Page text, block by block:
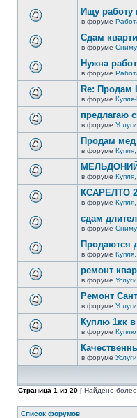
новых
непрочитанных
сообщений.
новых
непрочитанных
сообщений.
новых
непрочитанных
сообщений.
Ищу работу
в форуме
новых
непрочитанных
сообщений.
Сдам
в форуме
новых
непрочитанных
сообщений.
Нужна
в форуме
новых
непрочитанных
сообщений.
Re: Продам
в форуме
новых
непрочитанных
сообщений.
предлагаю
в форуме
новых
непрочитанных
сообщений.
Продам
в форуме
новых
непрочитанных
сообщений.
МЕЛЬДОНИЙ
в форуме
новых
непрочитанных
сообщений.
КСАРЕЛТО
в форуме
новых
непрочитанных
сообщений.
сдам
в форуме
новых
непрочитанных
сообщений.
Продаются
в форуме
новых
непрочитанных
сообщений.
ремонт
в форуме
новых
непрочитанных
сообщений.
Ремонт
в форуме
новых
сообщений.
Куплю 1кк
в форуме
нет
новых
сообщений.
в форуме
Страница 1 из 20 [ Найдено более
Список форумов